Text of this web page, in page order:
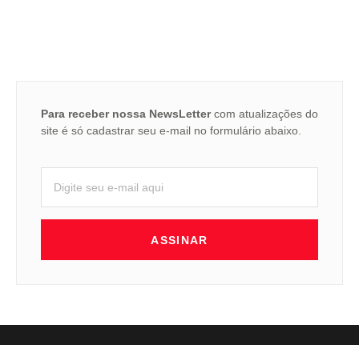
Para receber nossa NewsLettercom atualizações do
site é só cadastrar seu e-mail no formulário abaixo.
ASSINAR